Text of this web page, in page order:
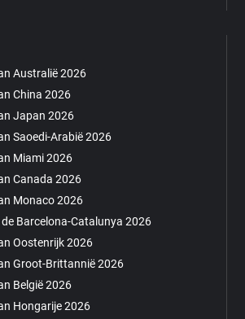
Australië 2026
China 2026
Japan 2026
Saoedi-Arabië 2026
Miami 2026
Canada 2026
Monaco 2026
Barcelona-Catalunya 2026
Oostenrijk 2026
Groot-Brittannië 2026
België 2026
Hongarije 2026